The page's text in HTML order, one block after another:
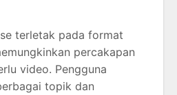
terletak pada format
percakapan
video. Pengguna
topik dan